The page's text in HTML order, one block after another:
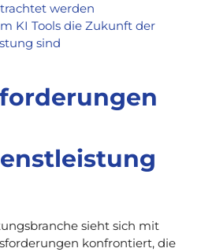
werden
KI Tools die Zukunft der
sind
sieht sich mit
konfrontiert, die